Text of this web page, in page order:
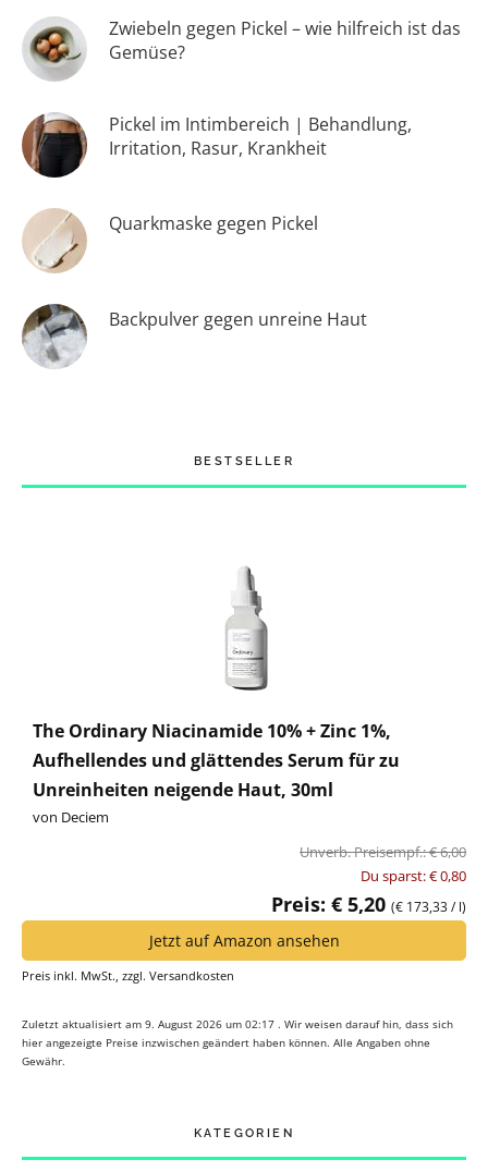
Zwiebeln gegen Pickel – wie hilfreich ist das
Gemüse?
Pickel im Intimbereich | Behandlung,
Irritation, Rasur, Krankheit
Quarkmaske gegen Pickel
Backpulver gegen unreine Haut
BESTSELLER
The Ordinary Niacinamide 10% + Zinc 1%,
Aufhellendes und glättendes Serum für zu
Unreinheiten neigende Haut, 30ml
von Deciem
Unverb. Preisempf.: € 6,00
Du sparst: € 0,80
Preis: € 5,20 (€ 173,33 / l)
Jetzt auf Amazon ansehen
Preis inkl. MwSt., zzgl. Versandkosten
Zuletzt aktualisiert am 9. August 2026 um 02:17 . Wir weisen darauf hin, dass sich
hier angezeigte Preise inzwischen geändert haben können. Alle Angaben ohne
Gewähr.
KATEGORIEN